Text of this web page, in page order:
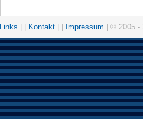
Links Kontakt Impressum | © 2005 -